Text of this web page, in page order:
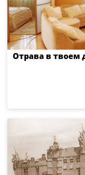
Отрава в твоем